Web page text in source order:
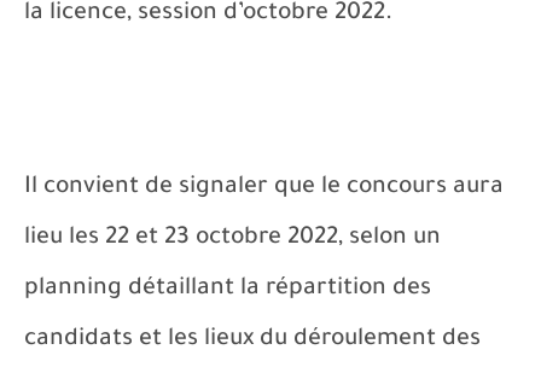
la licence, session d’octobre 2022.
Il convient de signaler que le concours aura
lieu les 22 et 23 octobre 2022, selon un
planning détaillant la répartition des
candidats et les lieux du déroulement des